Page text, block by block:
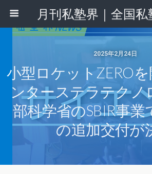
2025年2月24日
小型ロケットZERO
ンターステラテクノ
部科学省のSBIR事業
の追加交付が